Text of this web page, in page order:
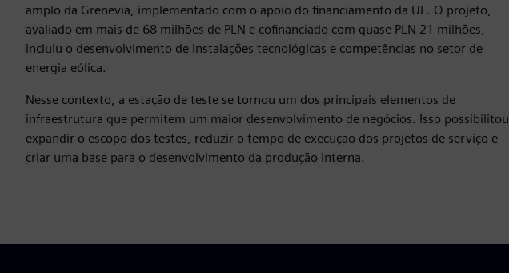
amplo da Grenevia, implementado com o apoio do financiamento da UE. O projeto,
avaliado em mais de 68 milhões de PLN e cofinanciado com quase PLN 21 milhões,
incluiu o desenvolvimento de instalações tecnológicas e competências no setor de
energia eólica.
Nesse contexto, a estação de teste se tornou um dos principais elementos de
infraestrutura que permitem um maior desenvolvimento de negócios. Isso possibilitou
expandir o escopo dos testes, reduzir o tempo de execução dos projetos de serviço e
criar uma base para o desenvolvimento da produção interna.